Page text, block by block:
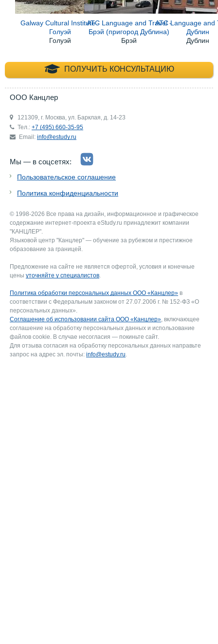
Galway Cultural Institute -
Голуэй
Голуэй
ATC Language and Travel -
Брэй (пригород Дублина)
Брэй
ATC Language and
Дублин
Дублин
ПОЛУЧИТЬ КОНСУЛЬТАЦИЮ
+7 (495) 660-35-
ООО Канцлер
121309, г. Москва, ул. Барклая, д. 14-23
Тел.: +7 (495) 660-35-95
Email: info@estudy.ru
Мы — в соцсетях:
Пользовательское соглашение
Политика конфиденциальности
© 1998-2026 Все права на дизайн, информационное и графическое
содержание интернет-проекта eStudy.ru принадлежит компании
"КАНЦЛЕР".
Языковой центр "Канцлер" — обучение за рубежом и престижное
образование за границей.
Предложение на сайте не является офертой, условия и конечные
цены уточняйте у специалистов.
Политика обработки персональных данных ООО «Канцлер» в
соответствии с Федеральным законом от 27.07.2006 г. № 152-ФЗ «О
персональных данных».
Соглашение об использовании сайта ООО «Канцлер», включающее
соглашение на обработку персональных данных и использование
файлов cookie. В случае несогласия — покиньте сайт.
Для отзыва согласия на обработку персональных данных направьте
запрос на адрес эл. почты: info@estudy.ru.